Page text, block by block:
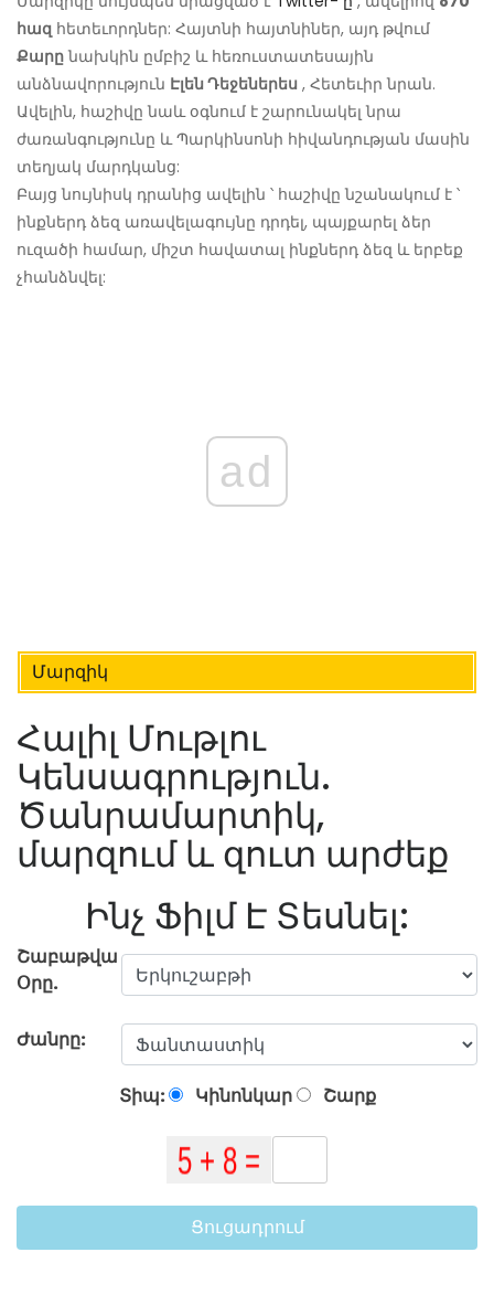
հազ հետեւորդներ: Հայտնի հայտնիներ, այդ թվում
Քարընախկին ըմբիշ և հեռուստատեսային
անձնավորություն Էլեն Դեջեներես , Հետեւիր նրան.
Ավելին, հաշիվը նաև օգնում է շարունակել նրա
ժառանգությունը և Պարկինսոնի հիվանդության մասին
տեղյակ մարդկանց:
Բայց նույնիսկ դրանից ավելին ՝ հաշիվը նշանակում է ՝
ինքներդ ձեզ առավելագույնը դրդել, պայքարել ձեր
ուզածի համար, միշտ հավատալ ինքներդ ձեզ և երբեք
չհանձնվել:
ad
Մարզիկ
Հալիլ Մութլու
Կենսագրություն.
Ծանրամարտիկ,
մարզում և զուտ արժեք
Ինչ Ֆիլմ Է Տեսնել:
Շաբաթվա
Օրը.
Ժանրը:
Տիպ: Կինոնկար Շարք
Ցուցադրում